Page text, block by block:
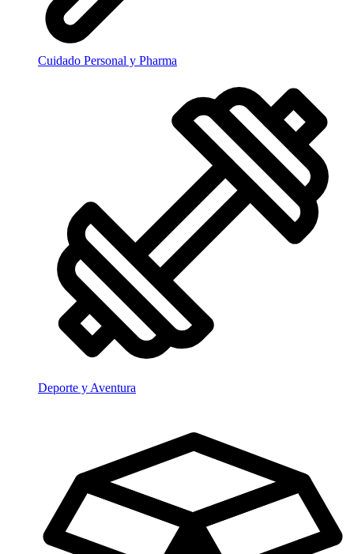
Cuidado Personal y Pharma
Deporte y Aventura